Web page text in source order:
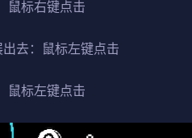
鼠标右键点击
去：鼠标左键点击
鼠标左键点击